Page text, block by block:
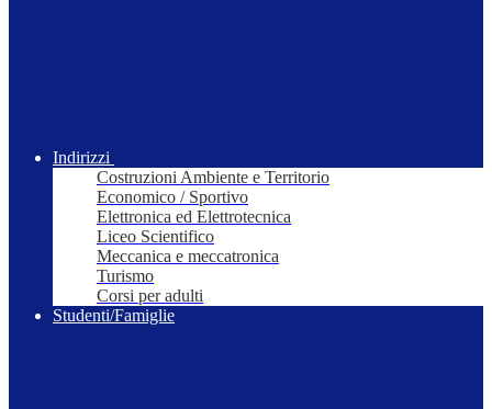
Indirizzi
Costruzioni Ambiente e Territorio
Economico / Sportivo
Elettronica ed Elettrotecnica
Liceo Scientifico
Meccanica e meccatronica
Turismo
Corsi per adulti
Studenti/Famiglie